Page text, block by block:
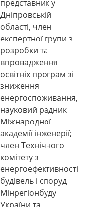
представник у
Дніпровській
області, член
експертної групи з
розробки та
впровадження
освітніх програм зі
зниження
енергоспоживання,
науковий радник
Міжнародної
академії інженерії;
член Технічного
комітету з
енергоефективності
будівель і споруд
Мінрегіонбуду
України та